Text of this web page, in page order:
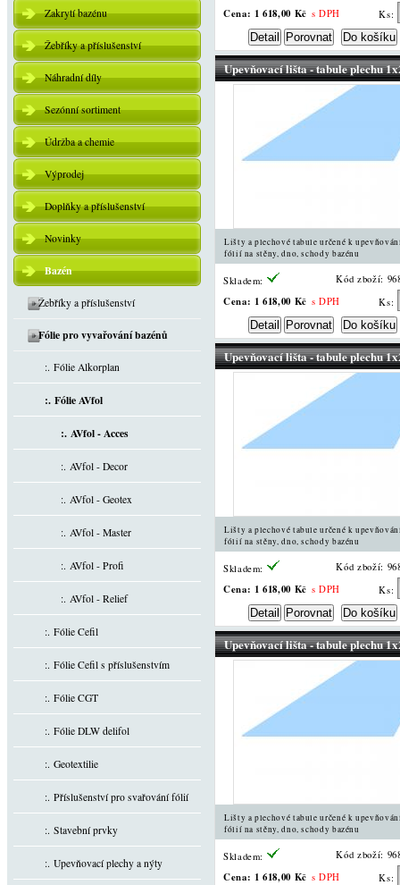
Zakrytí bazénu
Žebříky a příslušenství
Náhradní díly
Sezónní sortiment
Údržba a chemie
Výprodej
Doplňky a příslušenství
Novinky
Bazén
Žebříky a příslušenství
Fólie pro vyvařování bazénů
:. Fólie Alkorplan
:. Fólie AVfol
:. AVfol - Acces
:. AVfol - Decor
:. AVfol - Geotex
:. AVfol - Master
:. AVfol - Profi
:. AVfol - Relief
:. Fólie Cefil
:. Fólie Cefil s příslušenstvím
:. Fólie CGT
:. Fólie DLW delifol
:. Geotextilie
:. Příslušenství pro svařování fólií
:. Stavební prvky
:. Upevňovací plechy a nýty
Cena: 1 618,00 Kč s DPH Ks:
Upevňovací lišta - tabule plechu
Lišty a plechové tabule určené k
fólií na stěny, dno, schody bazénu
Skladem: Kód zboží:
Cena: 1 618,00 Kč s DPH Ks:
Upevňovací lišta - tabule plechu
Lišty a plechové tabule určené k
fólií na stěny, dno, schody bazénu
Skladem: Kód zboží:
Cena: 1 618,00 Kč s DPH Ks:
Upevňovací lišta - tabule plechu
Lišty a plechové tabule určené k
fólií na stěny, dno, schody bazénu
Skladem: Kód zboží:
Cena: 1 618,00 Kč s DPH Ks: